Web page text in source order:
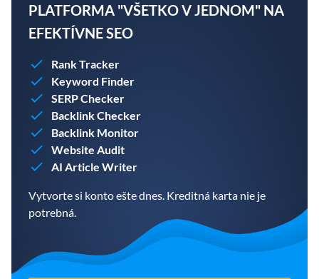
PLATFORMA "VŠETKO V JEDNOM" NA
EFEKTÍVNE SEO
Rank Tracker
Keyword Finder
SERP Checker
Backlink Checker
Backlink Monitor
Website Audit
AI Article Writer
Vytvorte si konto ešte dnes. Kreditná karta nie je
potrebná.